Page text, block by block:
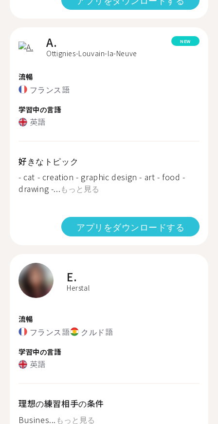
A.
Ottignies-Louvain-la-Neuve
NEW
流暢
フランス語
学習中の言語
英語
好きなトピック
- cat - creation - graphic design - art - food -
drawing -...もっと見る
アプリをダウンロードする
E.
Herstal
流暢
フランス語 クルド語
学習中の言語
英語
理想の練習相手の条件
Busines... もっと見る